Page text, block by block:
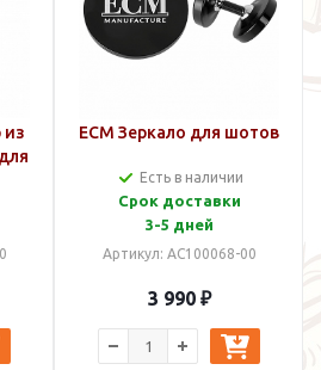
из
ECM Зеркало для шотов
Есть в наличии
Срок доставки
3-5 дней
Артикул: AC100068-00
3 990 ₽